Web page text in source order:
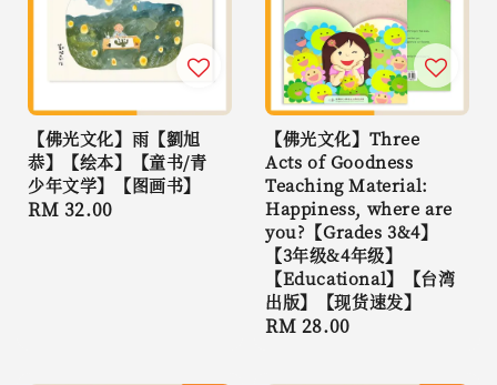
【佛光文化】雨【劉旭
恭】【绘本】【童书/青
少年文学】【图画书】
Regular
RM 32.00
【佛光文化】Three
Acts of Goodness
Teaching Material:
Happiness, where are
you?【Grades 3&4】
【3年级&4年级】
【Educational】【台湾
出版】【现货速发】
Regular
RM 28.00